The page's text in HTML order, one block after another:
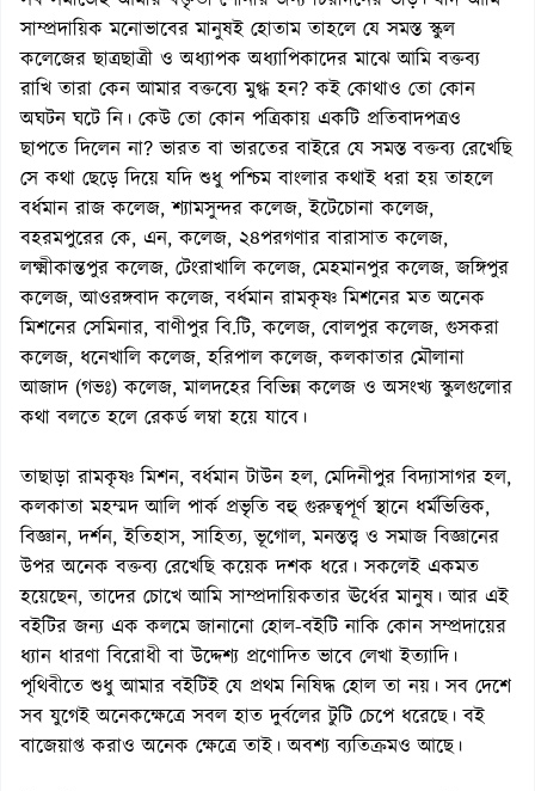
সাম্প্রদায়িক মনোভাবের মানুষই হোতাম তাহলে যে সমস্ত স্কুল
কলেজের ছাত্রছাত্রী ও অধ্যাপক অধ্যাপিকাদের মাঝে আমি বক্তব্য
রাখি তারা কেন আমার বক্তব্যে মুগ্ধ হন? কই কোথাও তো কোন
অঘটন ঘটে নি। কেউ তো কোন পত্রিকায় একটি প্রতিবাদপত্রও
ছাপতে দিলেন না? ভারত বা ভারতের বাইরে যে সমস্ত বক্তব্য রেখেছি
সে কথা ছেড়ে দিয়ে যদি শুধু পশ্চিম বাংলার কথাই ধরা হয় তাহলে
বর্ধমান রাজ কলেজ, শ্যামসুন্দর কলেজ, ইটেচোনা কলেজ,
বহরমপুরের কে, এন, কলেজ, ২৪পরগণার বারাসাত কলেজ,
লক্ষ্মীকান্তপুর কলেজ, টেংরাখালি কলেজ, মেহমানপুর কলেজ, জঙ্গিপুর
কলেজ, আওরঙ্গবাদ কলেজ, বর্ধমান রামকৃষ্ণ মিশনের মত অনেক
মিশনের সেমিনার, বাণীপুর বি.টি, কলেজ, বোলপুর কলেজ, গুসকরা
কলেজ, ধনেখালি কলেজ, হরিপাল কলেজ, কলকাতার মৌলানা
আজাদ (গভঃ) কলেজ, মালদহের বিভিন্ন কলেজ ও অসংখ্য স্কুলগুলোর
কথা বলতে হলে রেকর্ড লম্বা হয়ে যাবে।
তাছাড়া রামকৃষ্ণ মিশন, বর্ধমান টাউন হল, মেদিনীপুর বিদ্যাসাগর হল,
কলকাতা মহম্মদ আলি পার্ক প্রভৃতি বহু গুরুত্বপূর্ণ স্থানে ধর্মভিত্তিক,
বিজ্ঞান, দর্শন, ইতিহাস, সাহিত্য, ভূগোল, মনস্তত্ত্ব ও সমাজ বিজ্ঞানের
উপর অনেক বক্তব্য রেখেছি কয়েক দশক ধরে। সকলেই একমত
হয়েছেন, তাদের চোখে আমি সাম্প্রদায়িকতার ঊর্ধের মানুষ। আর এই
বইটির জন্য এক কলমে জানানো হোল-বইটি নাকি কোন সম্প্রদায়ের
ধ্যান ধারণা বিরোধী বা উদ্দেশ্য প্রণোদিত ভাবে লেখা ইত্যাদি।
পৃথিবীতে শুধু আমার বইটিই যে প্রথম নিষিদ্ধ হোল তা নয়। সব দেশে
সব যুগেই অনেকক্ষেত্রে সবল হাত দুর্বলের টুটি চেপে ধরেছে। বই
বাজেয়াপ্ত করাও অনেক ক্ষেত্রে তাই। অবশ্য ব্যতিক্রমও আছে।